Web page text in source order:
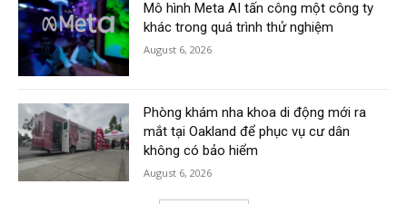
Mô hình Meta AI tấn công một công ty
khác trong quá trình thử nghiệm
August 6, 2026
Phòng khám nha khoa di động mới ra
mắt tại Oakland để phục vụ cư dân
không có bảo hiểm
August 6, 2026